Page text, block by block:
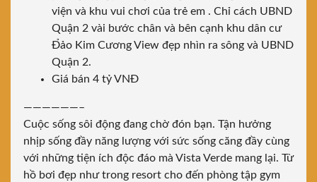
viện và khu vui chơi của trẻ em . Chỉ cách UBND
Quận 2 vài bước chân và bên cạnh khu dân cư
Đ̉ảo Kim Cương View đẹp nhìn ra sông và UBND
Quận 2.
Giá bán 4 tỷ VNĐ
——————–
Cuộc sống sôi động đang chờ đón bạn. Tận hưởng
nhịp sống đầy năng lượng với sức sống căng đầy cùng
với những tiện ích độc đáo mà Vista Verde mang lại. Từ
hồ bơi đẹp như trong resort cho đến phòng tập gym